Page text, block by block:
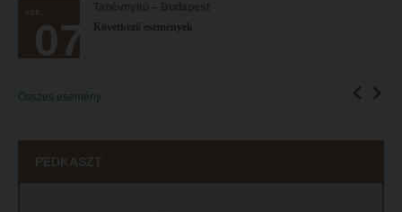
sze.
07
Tanévnyitó – Budapest
Következő események
Összes esemény
PEDKASZT